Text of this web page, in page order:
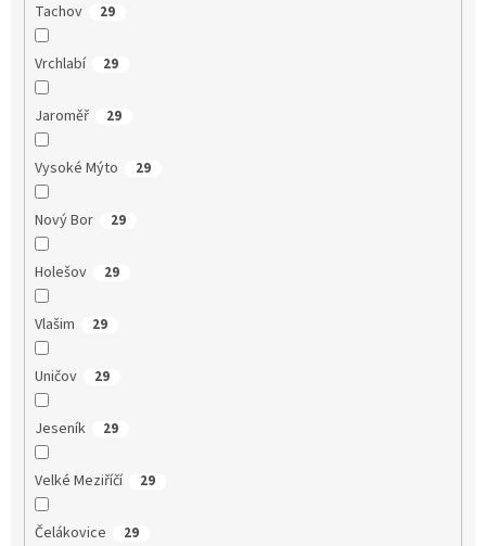
Tachov 29
Vrchlabí 29
Jaroměř 29
Vysoké Mýto 29
Nový Bor 29
Holešov 29
Vlašim 29
Uničov 29
Jeseník 29
Velké Meziříčí 29
Čelákovice 29